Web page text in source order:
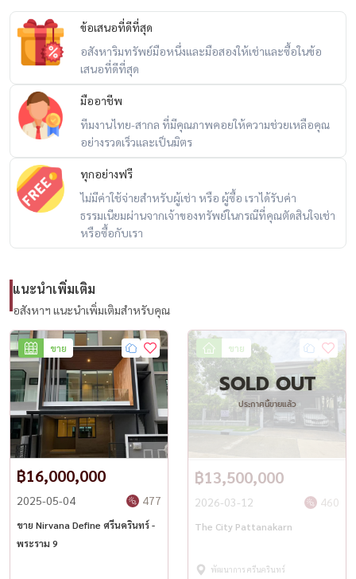
📍 Facebook : Housewa Asset
#Housewa #Mantana2 #LuxuryHome #BangkokProperty
#KrungthepKreetha #ReadyToMoveIn #ExclusiveDeal
#HousewaPremiumStock
ข้อเสนอที่ดีที่สุด
อสังหาริมทรัพย์มือหนึ่งและมือสองให้เช่าและซื้อในข้อ
เสนอที่ดีที่สุด
มืออาชีพ
ทีมงานไทย-สากล ที่มีคุณภาพคอยให้ความช่วยเหลือคุณ
อย่างรวดเร็วและเป็นมิตร
ทุกอย่างฟรี
ไม่มีค่าใช้จ่ายสำหรับผู้เช่า หรือ ผู้ซื้อ เราได้รับค่า
ธรรมเนียมผ่านจากเจ้าของทรัพย์ในกรณีที่คุณตัดสินใจเช่า
หรือซื้อกับเรา
แนะนำเพิ่มเติม
อสังหาฯ แนะนำเพิ่มเติมสำหรับคุณ
ขาย
฿16,000,000
2025-05-04 477
ขาย Nirvana Define ศรีนครินทร์ -
พระราม 9
ขาย
SOLD OUT
ประกาศนี้ขายแล้ว
฿13,500,000
2026-03-12 460
The City Pattanakarn
พัฒนาการ ศรีนครินทร์